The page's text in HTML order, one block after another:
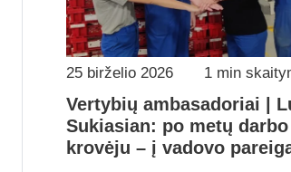
25 birželio 2026 1 min
Vertybių ambasadoriai |
Sukiasian: po metų darbo
krovėju – į vadovo